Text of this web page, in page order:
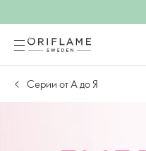
Серии от А до Я